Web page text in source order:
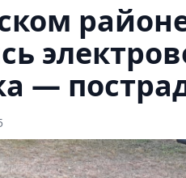
—